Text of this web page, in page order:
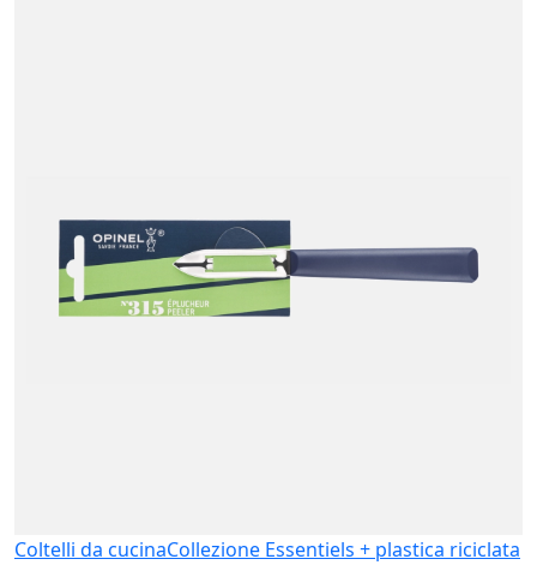
Coltelli da cucinaCollezione Essentiels + plastica riciclata